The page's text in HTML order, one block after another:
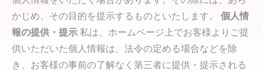
かじめ、その目的を提示するものといたします。 個人情
報の提供・提示 私は、ホームページ上でお客様よりご提
供いただいた個人情報は、法令の定める場合などを除
き、お客様の事前の了解なく第三者に提供・提示される